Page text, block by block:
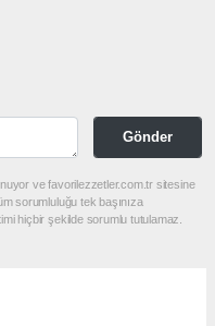
Gönder
ve favorilezzetler.com.tr sitesine
sorumluluğu tek başınıza
hiçbir şekilde sorumlu tutulamaz.